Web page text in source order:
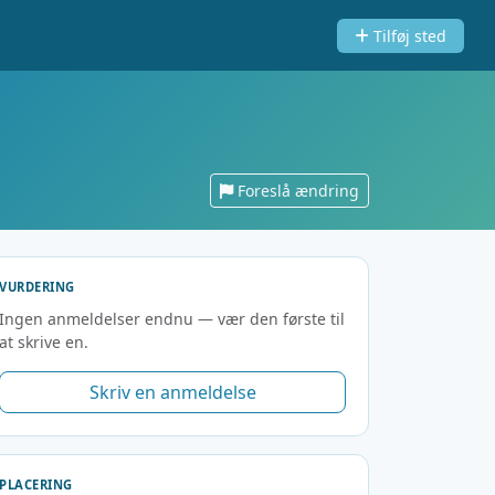
Tilføj sted
Foreslå ændring
VURDERING
Ingen anmeldelser endnu — vær den første til
at skrive en.
Skriv en anmeldelse
PLACERING